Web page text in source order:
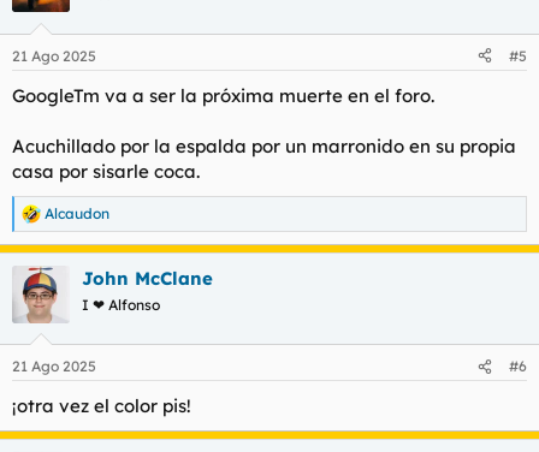
@karls: (serio) No es meao, hermano. Es mi esencia.
Pues mi esencia es un portátil viejo, un pollo de farla moruna y
que aprender a dormir ahí conmigo.
@GoogleTM: ¿El aluminio, la ceniza de este lugar, la psicosfera?
@karls : No, este botellín con meados de teen.
21 Ago 2025 #5
GoogleTm va a ser la próxima muerte en el foro.
Acuchillado por la espalda por un marronido en su propia
casa por sisarle coca.
R
e
a
c
c
e
:
Alcaudon
John McClane
I ❤ Alfonso
21 Ago 2025 #6
¡otra vez el color pis!